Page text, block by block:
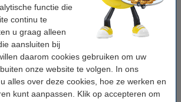
functie die
continu te
u graag alleen
aansluiten bij
daarom cookies gebruiken om uw
onze website te volgen. In ons
alles over deze cookies, hoe ze werken en
kunt aanpassen. Klik op accepteren om
razendsnel en voor de beste prijs in
uit zowel originele Samsung
123inkt.be huismerk inkt voor
Hiermee print u een groter aantal
prijs.
het bestellen van Samsung inktpatronen
Op de pagina'Vraag en antwoord'worden